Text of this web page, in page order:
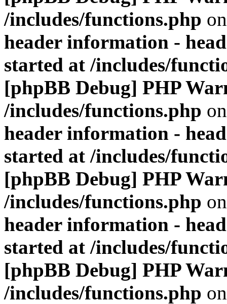
/includes/functions.php
header information -
started at /includes/
[phpBB Debug] PHP
/includes/functions.php
header information -
started at /includes/
[phpBB Debug] PHP
/includes/functions.php
header information -
started at /includes/
[phpBB Debug] PHP
/includes/functions.php